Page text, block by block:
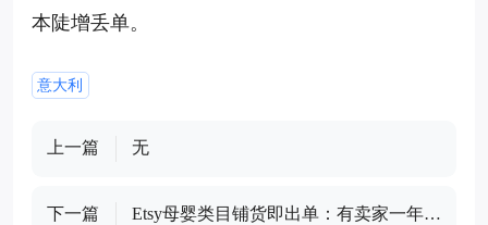
本陡增丢单。
意大利
上一篇 无
下一篇
Etsy母婴类目铺货即出单：有卖家一年狂